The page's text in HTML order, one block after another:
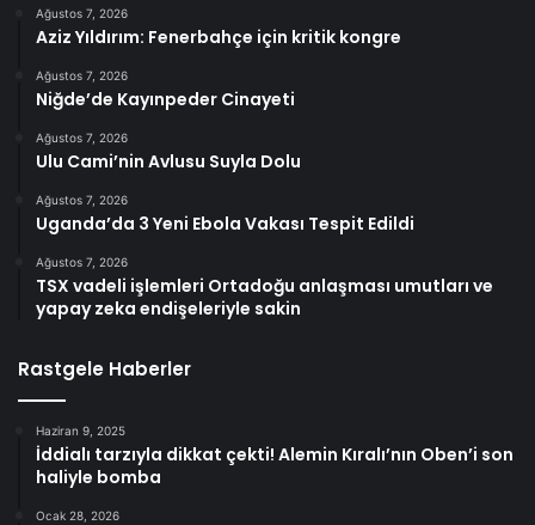
Ağustos 7, 2026
Aziz Yıldırım: Fenerbahçe için kritik kongre
Ağustos 7, 2026
Niğde’de Kayınpeder Cinayeti
Ağustos 7, 2026
Ulu Cami’nin Avlusu Suyla Dolu
Ağustos 7, 2026
Uganda’da 3 Yeni Ebola Vakası Tespit Edildi
Ağustos 7, 2026
TSX vadeli işlemleri Ortadoğu anlaşması umutları ve
yapay zeka endişeleriyle sakin
Rastgele Haberler
Haziran 9, 2025
İddialı tarzıyla dikkat çekti! Alemin Kıralı’nın Oben’i son
haliyle bomba
Ocak 28, 2026